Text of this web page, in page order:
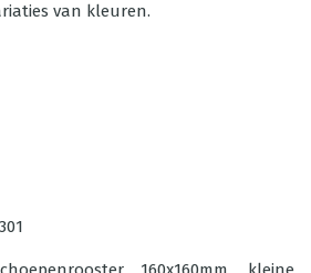
van kleuren.